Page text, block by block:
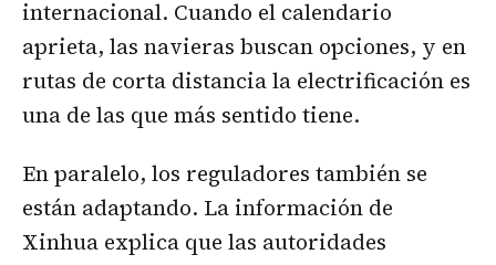
internacional. Cuando el calendario
aprieta, las navieras buscan opciones, y en
rutas de corta distancia la electrificación es
una de las que más sentido tiene.
En paralelo, los reguladores también se
están adaptando. La información de
Xinhua explica que las autoridades